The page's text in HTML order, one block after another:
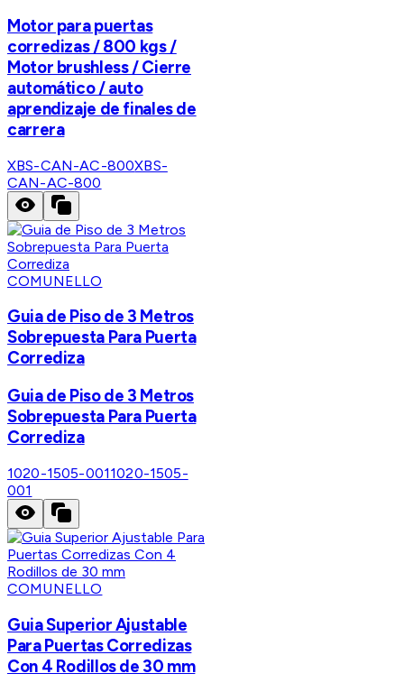
Motor para puertas
corredizas / 800 kgs /
Motor brushless / Cierre
automático / auto
aprendizaje de finales de
carrera
XBS-CAN-AC-800XBS-
CAN-AC-800
COMUNELLO
Guia de Piso de 3 Metros
Sobrepuesta Para Puerta
Corrediza
Guia de Piso de 3 Metros
Sobrepuesta Para Puerta
Corrediza
1020-1505-0011020-1505-
001
COMUNELLO
Guia Superior Ajustable
Para Puertas Corredizas
Con 4 Rodillos de 30 mm